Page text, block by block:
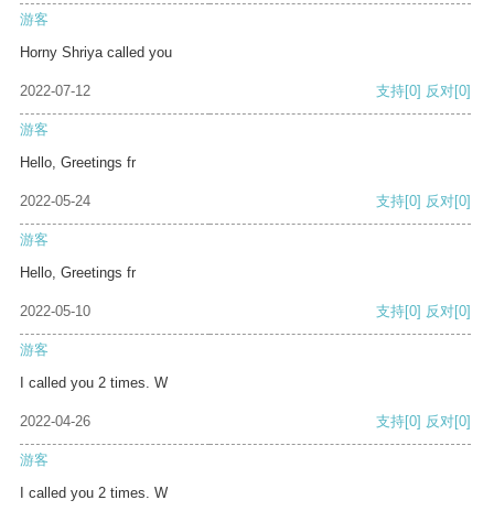
游客
Horny Shriya called you
2022-07-12 支持[0] 反对[0]
游客
Hello, Greetings fr
2022-05-24 支持[0] 反对[0]
游客
Hello, Greetings fr
2022-05-10 支持[0] 反对[0]
游客
I called you 2 times. W
2022-04-26 支持[0] 反对[0]
游客
I called you 2 times. W